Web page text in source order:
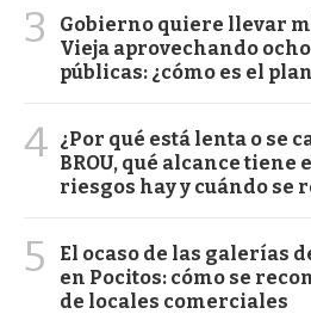
3
Gobierno quiere llevar
Vieja aprovechando
públicas: ¿cómo es el
4 ¿Por qué está lenta o se
BROU, qué alcance tiene
riesgos hay y cuándo se
5
El ocaso de las galerías
en Pocitos: cómo se
de locales comerciales